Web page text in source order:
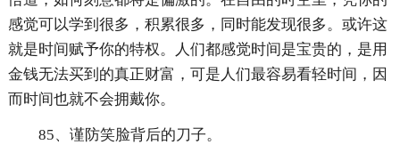
感觉可以学到很多，积累很多，同时能发现很多。或许这
就是时间赋予你的特权。人们都感觉时间是宝贵的，是用
金钱无法买到的真正财富，可是人们最容易看轻时间，因
而时间也就不会拥戴你。
85、谨防笑脸背后的刀子。